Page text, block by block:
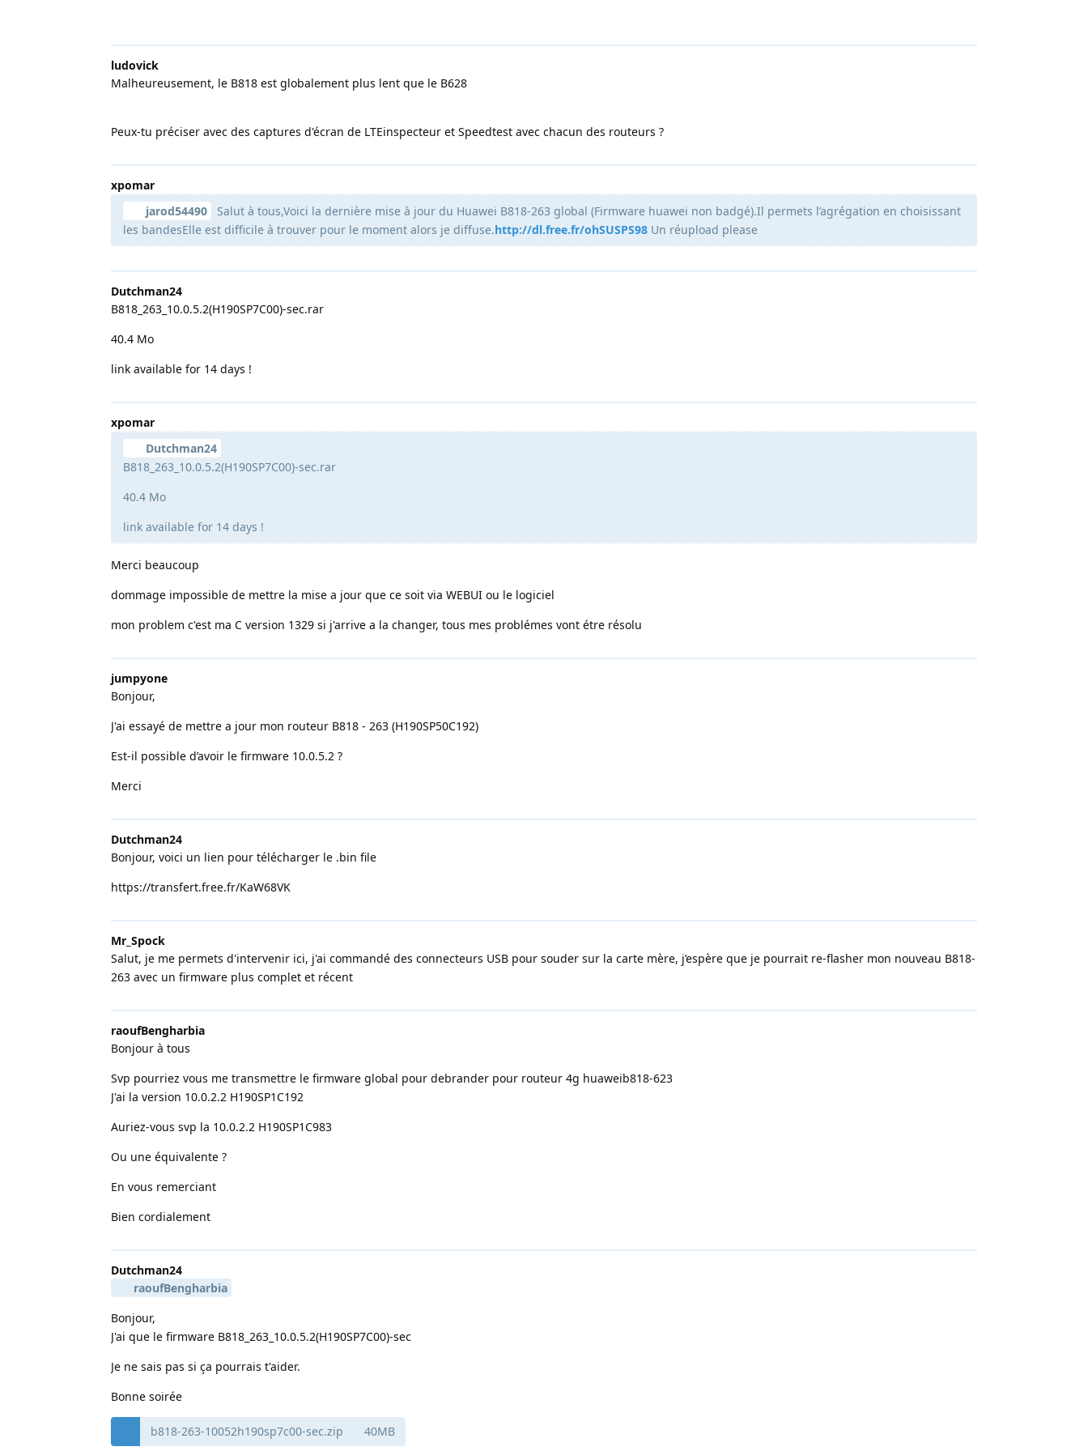
ludovick
Malheureusement, le B818 est globalement plus lent que le B628
Peux-tu préciser avec des captures d'écran de LTEinspecteur et Speedtest avec chacun des routeurs ?
xpomar
jarod54490
Salut à tous,Voici la dernière mise à jour du Huawei B818-263 global (Firmware huawei non badgé).Il permets l’agrégation en choisissant
les bandesElle est difficile à trouver pour le moment alors je diffuse.http://dl.free.fr/ohSUSPS98 Un réupload please
Dutchman24
B818_263_10.0.5.2(H190SP7C00)-sec.rar
40.4 Mo
link available for 14 days !
xpomar
Dutchman24
B818_263_10.0.5.2(H190SP7C00)-sec.rar
40.4 Mo
link available for 14 days !
Merci beaucoup
dommage impossible de mettre la mise a jour que ce soit via WEBUI ou le logiciel
mon problem c'est ma C version 1329 si j'arrive a la changer, tous mes problémes vont étre résolu
jumpyone
Bonjour,
J'ai essayé de mettre a jour mon routeur B818 - 263 (H190SP50C192)
Est-il possible d’avoir le firmware 10.0.5.2 ?
Merci
Dutchman24
Bonjour, voici un lien pour télécharger le .bin file
https://transfert.free.fr/KaW68VK
Mr_Spock
Salut, je me permets d'intervenir ici, j'ai commandé des connecteurs USB pour souder sur la carte mère, j’espère que je pourrait re-flasher mon nouveau B818-
263 avec un firmware plus complet et récent
raoufBengharbia
Bonjour à tous
Svp pourriez vous me transmettre le firmware global pour debrander pour routeur 4g huaweib818-623
J'ai la version 10.0.2.2 H190SP1C192
Auriez-vous svp la 10.0.2.2 H190SP1C983
Ou une équivalente ?
En vous remerciant
Bien cordialement
Dutchman24
raoufBengharbia
Bonjour,
J'ai que le firmware B818_263_10.0.5.2(H190SP7C00)-sec
Je ne sais pas si ça pourrais t'aider.
Bonne soirée
b818-263-10052h190sp7c00-sec.zip 40MB